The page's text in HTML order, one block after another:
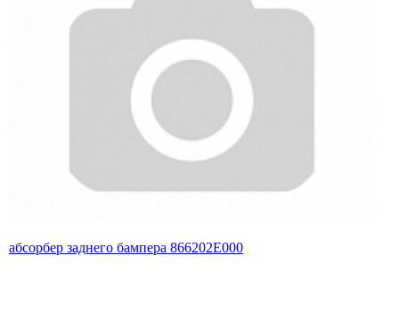
абсорбер заднего бампера 866202E000